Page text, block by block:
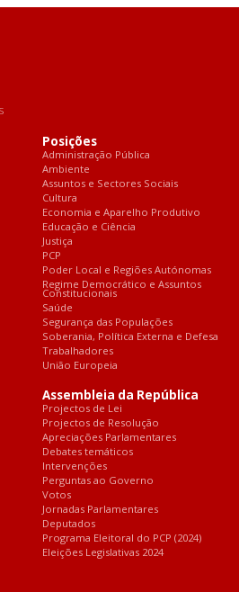
Europeu - Maio 2026
Posições
Administração Pública
Ambiente
Assuntos e Sectores Sociais
Cultura
Economia e Aparelho Produtivo
Educação e Ciência
Justiça
PCP
Poder Local e Regiões Autónomas
Regime Democrático e Assuntos
Constitucionais
Saúde
Segurança das Populações
Soberania, Política Externa e Defesa
Trabalhadores
União Europeia
Assembleia da República
Projectos de Lei
Projectos de Resolução
Apreciações Parlamentares
Debates temáticos
Intervenções
Perguntas ao Governo
Votos
Jornadas Parlamentares
Deputados
Programa Eleitoral do PCP (2024)
Eleições Legislativas 2024